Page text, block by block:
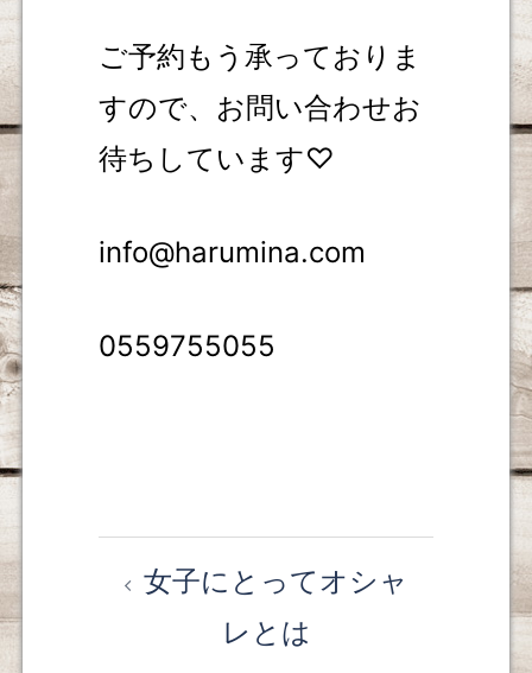
ご予約もう承っておりま
すので、お問い合わせお
待ちしています♡
info@harumina.com
0559755055
投
女子にとってオシャ
レとは